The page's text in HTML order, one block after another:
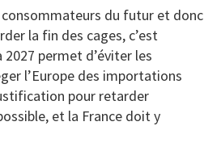
du futur et donc
la fin des cages, c’est
permet d’éviter les
l’Europe des importations
pour retarder
et la France doit y